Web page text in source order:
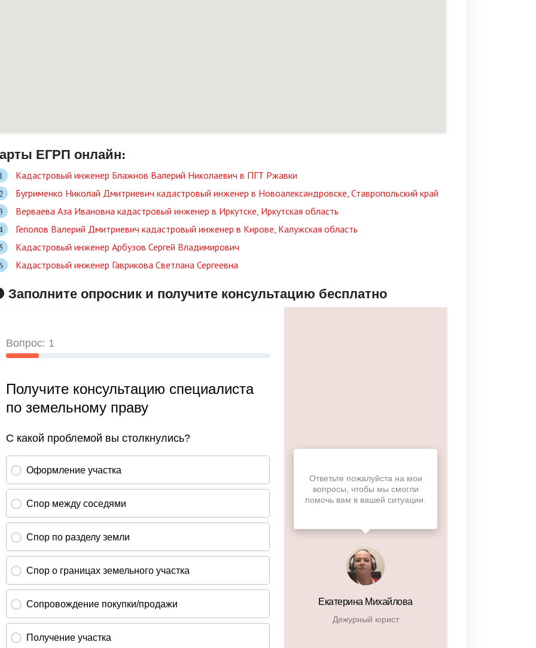
ЕГРП онлайн:
Кадастровый инженер Блажнов Валерий Николаевич в ПГТ Ржавки
Бугрименко Николай Дмитриевич кадастровый инженер в Новоалександровске, Ставропольский край
Верваева Аза Ивановна кадастровый инженер в Иркутске, Иркутская область
Геполов Валерий Дмитриевич кадастровый инженер в Кирове, Калужская область
Кадастровый инженер Арбузов Сергей Владимирович
Кадастровый инженер Гаврикова Светлана Сергеевна
Заполните опросник и получите консультацию бесплатно